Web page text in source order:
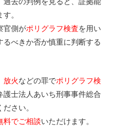
。
官側がポリグラフ検査を用い
べきか否か慎重に判断する
放火などの罪でポリグラフ検
士法人あいち刑事事件総合
さい。
料でご相談いただけます。